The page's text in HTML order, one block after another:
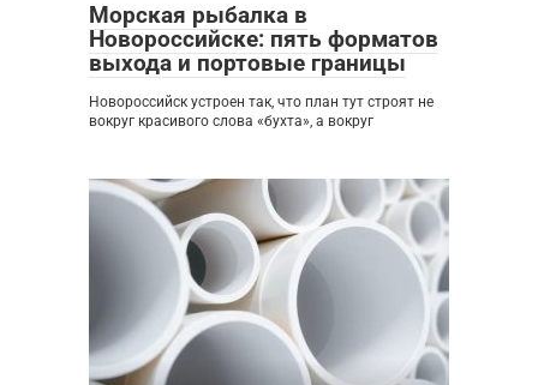
Морская рыбалка в
Новороссийске: пять форматов
выхода и портовые границы
Новороссийск устроен так, что план тут строят не
вокруг красивого слова «бухта», а вокруг